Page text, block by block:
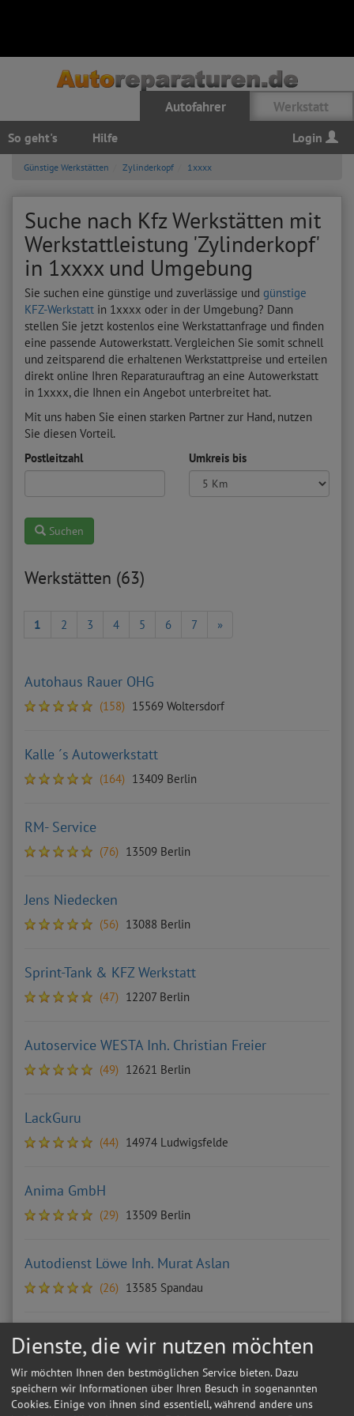
Autofahrer Werkstatt
So geht's Hilfe Login
Günstige Werkstätten Zylinderkopf 1xxxx
Suche nach Kfz Werkstätten mit
Werkstattleistung 'Zylinderkopf'
in 1xxxx und Umgebung
Sie suchen eine günstige und zuverlässige und günstige
KFZ-Werkstatt in 1xxxx oder in der Umgebung? Dann
stellen Sie jetzt kostenlos eine Werkstattanfrage und finden
eine passende Autowerkstatt. Vergleichen Sie somit schnell
und zeitsparend die erhaltenen Werkstattpreise und erteilen
direkt online Ihren Reparaturauftrag an eine Autowerkstatt
in 1xxxx, die Ihnen ein Angebot unterbreitet hat.
Mit uns haben Sie einen starken Partner zur Hand, nutzen
Sie diesen Vorteil.
Postleitzahl
Umkreis bis
Suchen
Werkstätten (63)
1 2 3 4 5 6 7 »
Autohaus Rauer OHG
(158) 15569 Woltersdorf
Kalle ´s Autowerkstatt
(164) 13409 Berlin
RM- Service
(76) 13509 Berlin
Jens Niedecken
(56) 13088 Berlin
Sprint-Tank & KFZ Werkstatt
(47) 12207 Berlin
Autoservice WESTA Inh. Christian Freier
(49) 12621 Berlin
LackGuru
(44) 14974 Ludwigsfelde
Anima GmbH
(29) 13509 Berlin
Autodienst Löwe Inh. Murat Aslan
(26) 13585 Spandau
Ümit Arslan
Dienste, die wir nutzen möchten
Wir möchten Ihnen den bestmöglichen Service bieten. Dazu
speichern wir Informationen über Ihren Besuch in sogenannten
Cookies. Einige von ihnen sind essentiell, während andere uns